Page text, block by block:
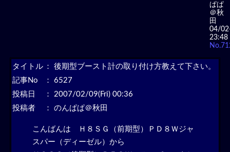
ぱぱ
＠秋
田
04/
23:48
タイトル ： 後期型ブースト計の取り付け方教えて下さい。
記事No
： 6527
投稿日
： 2007/02/09(Fri) 00:36
投稿者
： のんぱぱ＠秋田
こんばんは Ｈ８ＳＧ（前期型）ＰＤ８Ｗジャ
スパー（ディーゼル）から